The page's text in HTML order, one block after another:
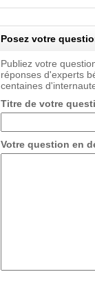
Posez votre
Publiez votre
réponses d'experts
centaines
Titre de votre
Votre question en